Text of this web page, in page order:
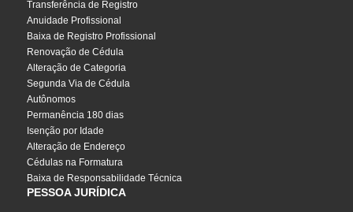
Transferência de Registro
Anuidade Profissional
Baixa de Registro Profissional
Renovação de Cédula
Alteração de Categoria
Segunda Via de Cédula
Autônomos
Permanência 180 dias
Isenção por Idade
Alteração de Endereço
Cédulas na Formatura
Baixa de Responsabilidade Técnica
PESSOA JURÍDICA